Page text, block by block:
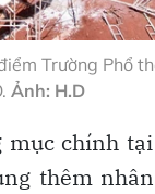
Trường Phổ
Ảnh: H.D
chính
thêm